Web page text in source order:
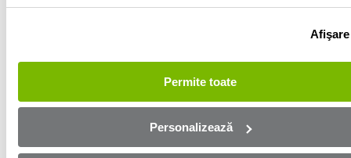
Afişare
Permite toate
Personalizează
Trimite e-mail
Aplică online și bucură-te de
aprobare rapidă!
Ești mai aproape de mașina dorită! Completează